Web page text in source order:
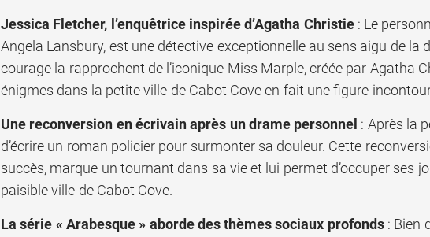
Jessica Fletcher, l’enquêtrice inspirée d’Agatha Christie: Le
Angela Lansbury, est une détective exceptionnelle au sens aigu de
courage la rapprochent de l’iconique Miss Marple, créée par Agatha
énigmes dans la petite ville de Cabot Cove en fait une figure
Une reconversion en écrivain après un drame personnel : Après la
d’écrire un roman policier pour surmonter sa douleur. Cette
succès, marque un tournant dans sa vie et lui permet d’occuper ses
paisible ville de Cabot Cove.
La série « Arabesque » aborde des thèmes sociaux profonds: Bien